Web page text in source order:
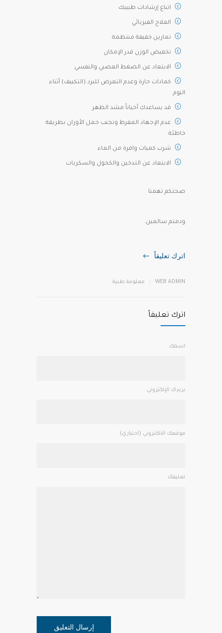
اتباع إرشادات طبيبك
العلاج الفيزيائي
تمارين خفيفة منتظمة
تخفيض الوزن قدر الإمكان
الابتعاد عن الضغط العصبي والنفسي
كمادات حارة وعدم التعرض للبرد (التكييف) أثناء
النوم
قد يساعدك أحياناً مشد الظهر
عدم الإجهاد المفرط وتجنب حمل الأوزان بطريقة
خاطئة
شرب كميات وافرة من الماء
الابتعاد عن التدخين والكحول والسكريات
صحتكم تهمنا
ودمتم سالمين.
اترك تعليقاً
WEB ADMIN معلومة طبية
اترك تعليقاً
اسمك
بريدك الإلكتروني
موقعك الالكتروني (اختياري)
تعليقك